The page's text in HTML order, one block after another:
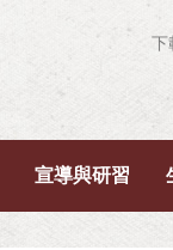
下
宣導與研習